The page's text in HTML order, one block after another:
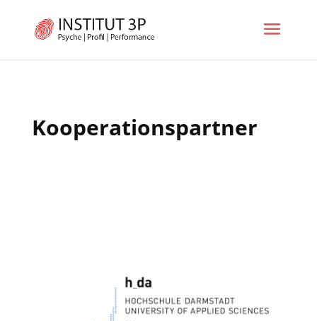
Kooperationspartner